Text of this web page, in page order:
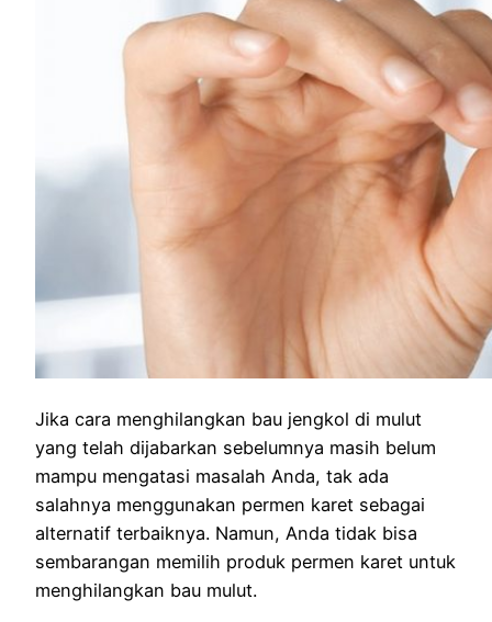
Jika cara menghilangkan bau jengkol di mulut
yang telah dijabarkan sebelumnya masih belum
mampu mengatasi masalah Anda, tak ada
salahnya menggunakan permen karet sebagai
alternatif terbaiknya. Namun, Anda tidak bisa
sembarangan memilih produk permen karet untuk
menghilangkan bau mulut.